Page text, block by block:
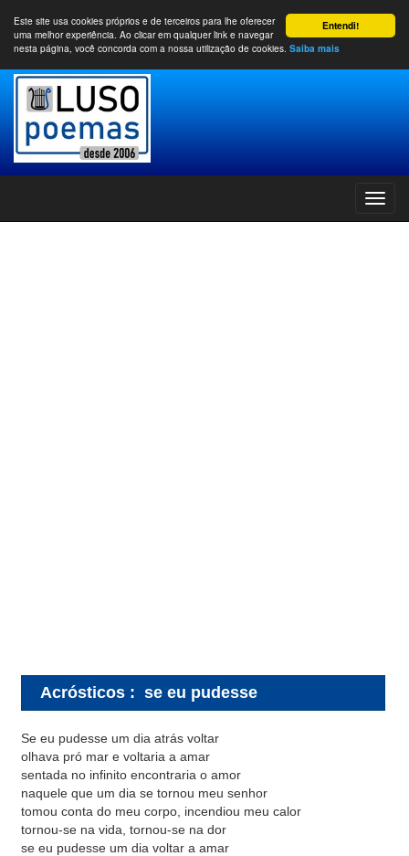
Entendi!
Este site usa cookies próprios e de terceiros para lhe oferecer
uma melhor experiência. Ao clicar em qualquer link e navegar
nesta página, você concorda com a nossa utilização de cookies. Saiba mais
Acrósticos : se eu pudesse
Se eu pudesse um dia atrás voltar
olhava pró mar e voltaria a amar
sentada no infinito encontraria o amor
naquele que um dia se tornou meu senhor
tomou conta do meu corpo, incendiou meu calor
tornou-se na vida, tornou-se na dor
se eu pudesse um dia voltar a amar